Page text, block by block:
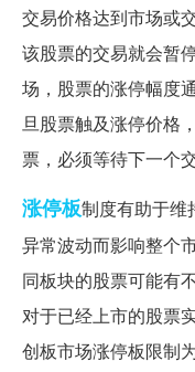
交易价格达到市场或
该股票的交易就会暂
场，股票的涨停幅度
旦股票触及涨停价格
票，必须等待下一个
涨停板制度有助于维
异常波动而影响整个
同板块的股票可能有
对于已经上市的股票
创板市场涨停板限制